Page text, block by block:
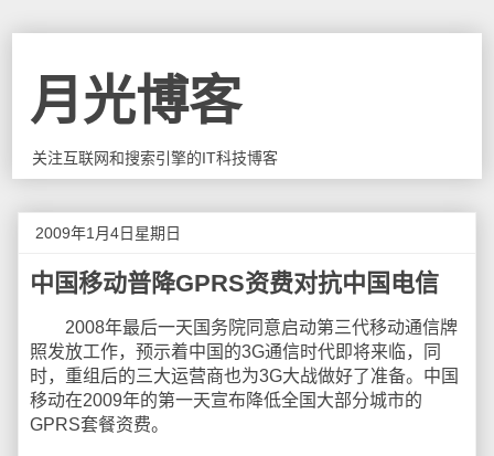
月光博客
关注互联网和搜索引擎的IT科技博客
2009年1月4日星期日
中国移动普降GPRS资费对抗中国电信
2008年最后一天国务院同意启动第三代移动通信牌
照发放工作，预示着中国的3G通信时代即将来临，同
时，重组后的三大运营商也为3G大战做好了准备。中国
移动在2009年的第一天宣布降低全国大部分城市的
GPRS套餐资费。